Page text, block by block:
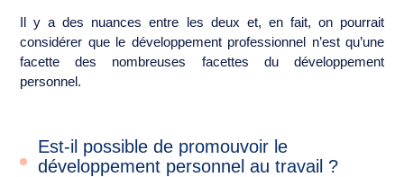
Il y a des nuances entre les deux et, en fait, on pourrait
considérer que le développement professionnel n’est qu’une
facette des nombreuses facettes du développement
personnel.
Est-il possible de promouvoir le
développement personnel au travail ?